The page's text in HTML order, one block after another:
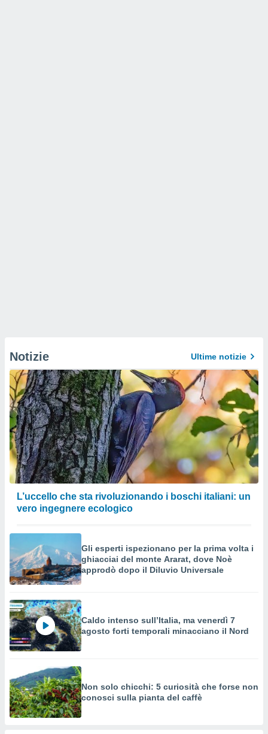
Notizie Ultime notizie
L’uccello che sta rivoluzionando i boschi italiani: un
vero ingegnere ecologico
Gli esperti ispezionano per la prima volta i
ghiacciai del monte Ararat, dove Noè
approdò dopo il Diluvio Universale
Caldo intenso sull’Italia, ma venerdì 7
agosto forti temporali minacciano il Nord
Non solo chicchi: 5 curiosità che forse non
conosci sulla pianta del caffè